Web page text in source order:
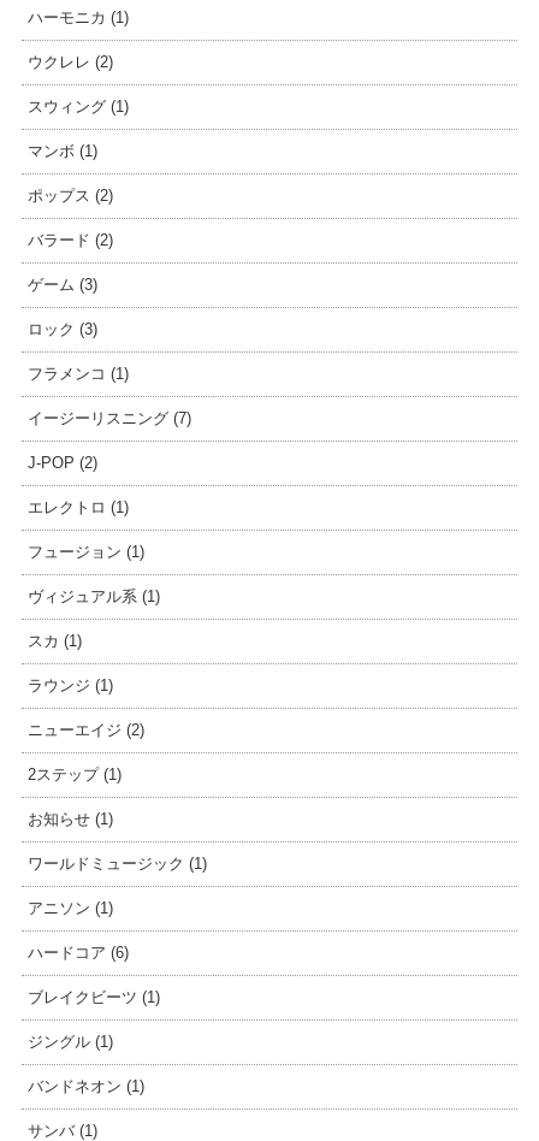
ハーモニカ (1)
ウクレレ (2)
スウィング (1)
マンボ (1)
ポップス (2)
バラード (2)
ゲーム (3)
ロック (3)
フラメンコ (1)
イージーリスニング (7)
J-POP (2)
エレクトロ (1)
フュージョン (1)
ヴィジュアル系 (1)
スカ (1)
ラウンジ (1)
ニューエイジ (2)
2ステップ (1)
お知らせ (1)
ワールドミュージック (1)
アニソン (1)
ハードコア (6)
ブレイクビーツ (1)
ジングル (1)
バンドネオン (1)
サンバ (1)